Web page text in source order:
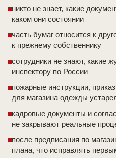
никто не знает, какие
каком они состоянии
часть бумаг относится к
к прежнему собственнику
сотрудники не знают, какие
инспектору по России
пожарные инструкции,
для магазина одежды
кадровые документы и
не закрывают реальные
после предписания по
плана, что исправлять